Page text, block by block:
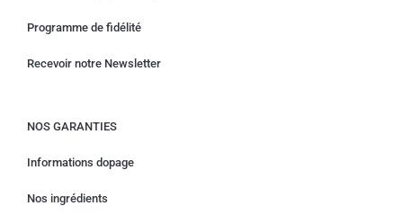
Programme de fidélité
Recevoir notre Newsletter
NOS GARANTIES
Informations dopage
Nos ingrédients